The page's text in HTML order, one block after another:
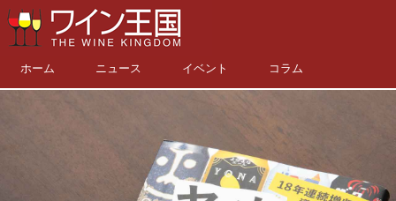
ホーム ニュース イベント コラム